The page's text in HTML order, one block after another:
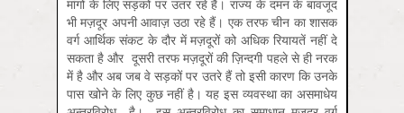
मांगों के लिए सड़कों पर उतर रहे हैं। राज्य के दमन के बावजूद
भी मज़दूर अपनी आवाज़ उठा रहे हैं। एक तरफ चीन का शासक
वर्ग आर्थिक संकट के दौर में मज़दूरों को अधिक रियायतें नहीं दे
सकता है और दूसरी तरफ मज़दूरों की ज़िन्दगी पहले से ही नरक
में है और अब जब वे सड़कों पर उतरे हैं तो इसी कारण कि उनके
पास खोने के लिए कुछ नहीं है। यह इस व्यवस्था का असमाधेय